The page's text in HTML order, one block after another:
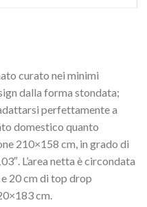
curato nei minimi
dalla forma stondata;
perfettamente a
domestico quanto
210×158 cm, in grado di
L’area netta è circondata
20 cm di top drop
cm.